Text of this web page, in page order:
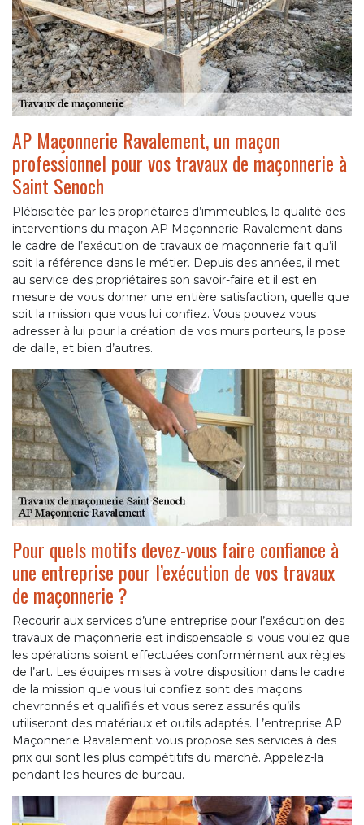
AP Maçonnerie Ravalement, un maçon
professionnel pour vos travaux de maçonnerie à
Saint Senoch
Plébiscitée par les propriétaires d’immeubles, la qualité des
interventions du maçon AP Maçonnerie Ravalement dans
le cadre de l’exécution de travaux de maçonnerie fait qu’il
soit la référence dans le métier. Depuis des années, il met
au service des propriétaires son savoir-faire et il est en
mesure de vous donner une entière satisfaction, quelle que
soit la mission que vous lui confiez. Vous pouvez vous
adresser à lui pour la création de vos murs porteurs, la pose
de dalle, et bien d’autres.
Pour quels motifs devez-vous faire confiance à
une entreprise pour l’exécution de vos travaux
de maçonnerie ?
Recourir aux services d’une entreprise pour l’exécution des
travaux de maçonnerie est indispensable si vous voulez que
les opérations soient effectuées conformément aux règles
de l’art. Les équipes mises à votre disposition dans le cadre
de la mission que vous lui confiez sont des maçons
chevronnés et qualifiés et vous serez assurés qu’ils
utiliseront des matériaux et outils adaptés. L’entreprise AP
Maçonnerie Ravalement vous propose ses services à des
prix qui sont les plus compétitifs du marché. Appelez-la
pendant les heures de bureau.